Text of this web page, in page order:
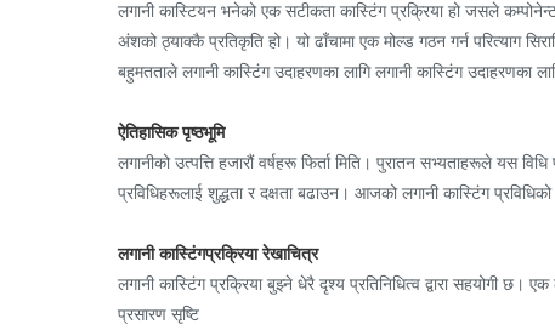
लगानी कास्टियन भनेको एक सटीकता कास्टिंग प्रक्रिया हो जसले
अंशको ठ्याक्कै प्रतिकृति हो। यो ढाँचामा एक मोल्ड गठन गर्न परित्याग
बहुमतताले लगानी कास्टिंग उदाहरणका लागि लगानी कास्टिंग
ऐतिहासिक पृष्ठभूमि
लगानीको उत्पत्ति हजारौं वर्षहरू फिर्ता मिति। पुरातन सभ्यताहरूले यस
प्रविधिहरूलाई शुद्धता र दक्षता बढाउन। आजको लगानी कास्टिंग
लगानी कास्टिंगप्रक्रिया रेखाचित्र
लगानी कास्टिंग प्रक्रिया बुझ्ने धेरै दृश्य प्रतिनिधित्व द्वारा सहयोगी छ।
प्रसारण सृष्टि